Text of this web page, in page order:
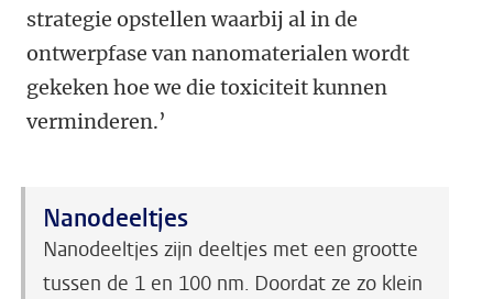
strategie opstellen waarbij al in de
ontwerpfase van nanomaterialen wordt
gekeken hoe we die toxiciteit kunnen
verminderen.’
Nanodeeltjes
Nanodeeltjes zijn deeltjes met een grootte
tussen de 1 en 100 nm. Doordat ze zo klein